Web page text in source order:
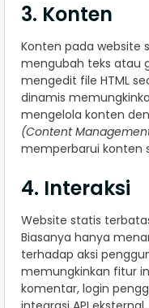
3. Konten
Konten pada website
mengubah teks atau
mengedit file HTML
dinamis
mengelola konten
(Content
memperbarui konten
4. Interaksi
Website statis
Biasanya hanya
terhadap aksi
memungkinkan fitur
komentar, login